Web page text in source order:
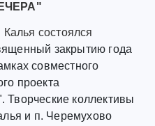
Калья состоялся
закрытию года
совместного
проекта
Творческие коллективы
и п. Черемухово